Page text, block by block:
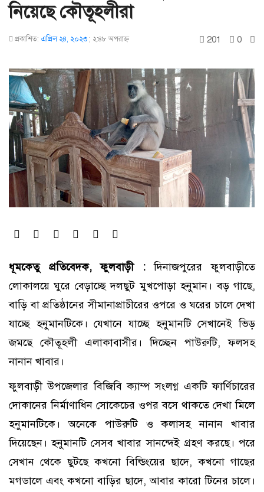
নিয়েছে কৌতূহলীরা
প্রকাশিত: এপ্রিল ২৪, ২০২৩ ; ২:৪৮ অপরাহ্ণ 201 0
ধূমকেতু প্রতিবেদক, ফুলবাড়ী :দিনাজপুরের ফুলবাড়ীতে
লোকালয়ে ঘুরে বেড়াচ্ছে দলছুট মুখপোড়া হনুমান। বড় গাছে,
বাড়ি বা প্রতিষ্ঠানের সীমানাপ্রাচীরের ওপরে ও ঘরের চালে দেখা
যাচ্ছে হনুমানটিকে। যেখানে যাচ্ছে হনুমানটি সেখানেই ভিড়
জমছে কৌতূহলী এলাকাবাসীর। দিচ্ছেন পাউরুটি, ফলসহ
নানান খাবার।
ফুলবাড়ী উপজেলার বিজিবি ক্যাম্প সংলগ্ন একটি ফার্ণিচারের
দোকানের নির্মাণাধিন সোকেচের ওপর বসে থাকতে দেখা মিলে
হনুমানটিকে। অনেকে পাউরুটি ও কলাসহ নানান খাবার
দিয়েছেন। হনুমানটি সেসব খাবার সানন্দেই গ্রহণ করছে। পরে
সেখান থেকে ছুটছে কখনো বিল্ডিংয়ের ছাদে, কখনো গাছের
মগডালে এবং কখনো বাড়ির ছাদে, আবার কারো টিনের চালে।